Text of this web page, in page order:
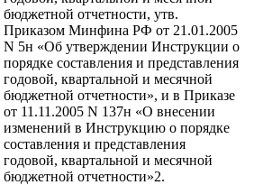
бюджетной отчетности, утв.
Приказом Минфина РФ от 21.01.2005
N 5н «Об утверждении Инструкции о
порядке составления и представления
годовой, квартальной и месячной
бюджетной отчетности», и в Приказе
от 11.11.2005 N 137н «О внесении
изменений в Инструкцию о порядке
составления и представления
годовой, квартальной и месячной
бюджетной отчетности»2.